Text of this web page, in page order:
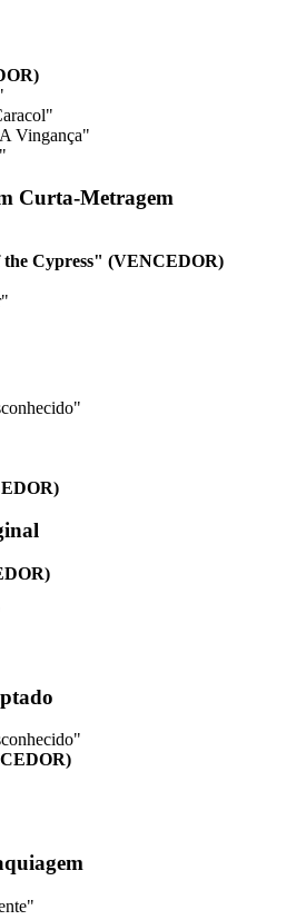
Vingança"
Curta-Metragem
Cypress" (VENCEDOR)